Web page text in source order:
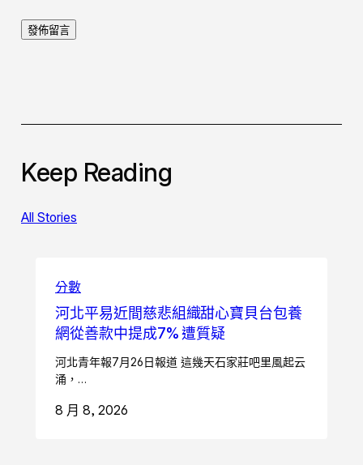
Keep Reading
All Stories
分數
河北平易近間慈悲組織甜心寶貝台包養
網從善款中提成7% 遭質疑
河北青年報7月26日報道 這幾天石家莊吧里風起云
涌，…
8 月 8, 2026